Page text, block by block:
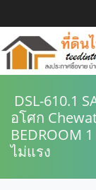
DSL-610.1
อโศก
BEDROOM
ไม่แรง